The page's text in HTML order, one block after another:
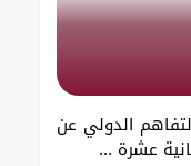
الدولي عن
عشرة ...